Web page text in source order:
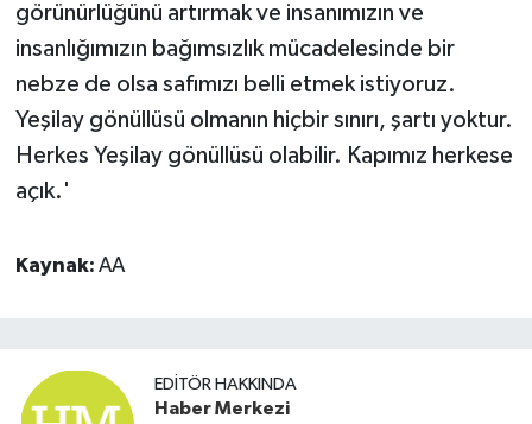
görünürlüğünü artırmak ve insanımızın ve
insanlığımızın bağımsızlık mücadelesinde bir
nebze de olsa safımızı belli etmek istiyoruz.
Yeşilay gönüllüsü olmanın hiçbir sınırı, şartı yoktur.
Herkes Yeşilay gönüllüsü olabilir. Kapımız herkese
açık.'
Kaynak: AA
EDITÖR HAKKINDA
Haber Merkezi